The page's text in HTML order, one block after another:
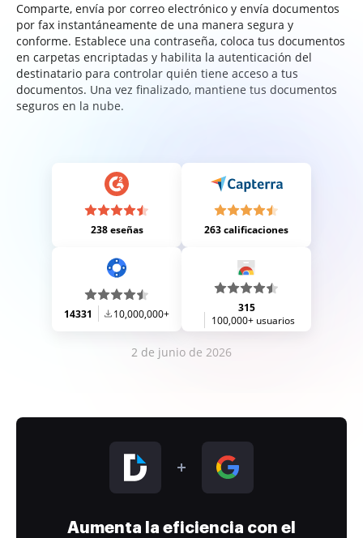
Comparte, envía por correo electrónico y envía documentos
por fax instantáneamente de una manera segura y
conforme. Establece una contraseña, coloca tus documentos
en carpetas encriptadas y habilita la autenticación del
destinatario para controlar quién tiene acceso a tus
documentos. Una vez finalizado, mantiene tus documentos
seguros en la nube.
238 eseñas 263 calificaciones
14331 10,000,000+
315
100,000+ usuarios
2 de junio de 2026
Aumenta la eficiencia con el